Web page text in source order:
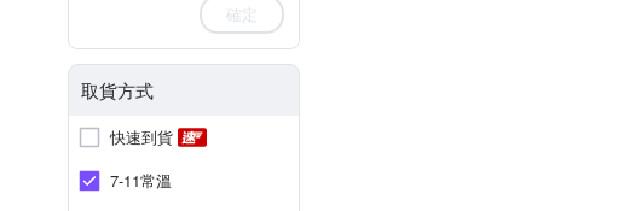
確定
取貨方式
快速到貨
7-11常溫